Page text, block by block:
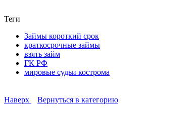
Теги
Займы короткий срок
краткосрочные займы
взять займ
ГК РФ
мировые судьи кострома
Наверх Вернуться в категорию